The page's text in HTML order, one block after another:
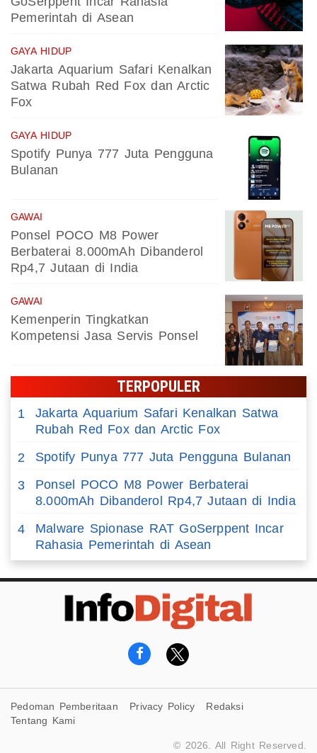
Pemerintah di Asean
GAYA HIDUP
Jakarta Aquarium Safari Kenalkan
Satwa Rubah Red Fox dan Arctic
Fox
GAYA HIDUP
Spotify Punya 777 Juta Pengguna
Bulanan
GAWAI
Ponsel POCO M8 Power
Berbaterai 8.000mAh Dibanderol
Rp4,7 Jutaan di India
GAWAI
Kemenperin Tingkatkan
Kompetensi Jasa Servis Ponsel
TERPOPULER
1
Jakarta Aquarium Safari Kenalkan Satwa
Rubah Red Fox dan Arctic Fox
2
Spotify Punya 777 Juta Pengguna Bulanan
3
Ponsel POCO M8 Power Berbaterai
8.000mAh Dibanderol Rp4,7 Jutaan di India
4
Malware Spionase RAT GoSerppent Incar
Rahasia Pemerintah di Asean
Pedoman Pemberitaan Privacy Policy
Redaksi
Tentang Kami
© 2026. All Right Reserved.